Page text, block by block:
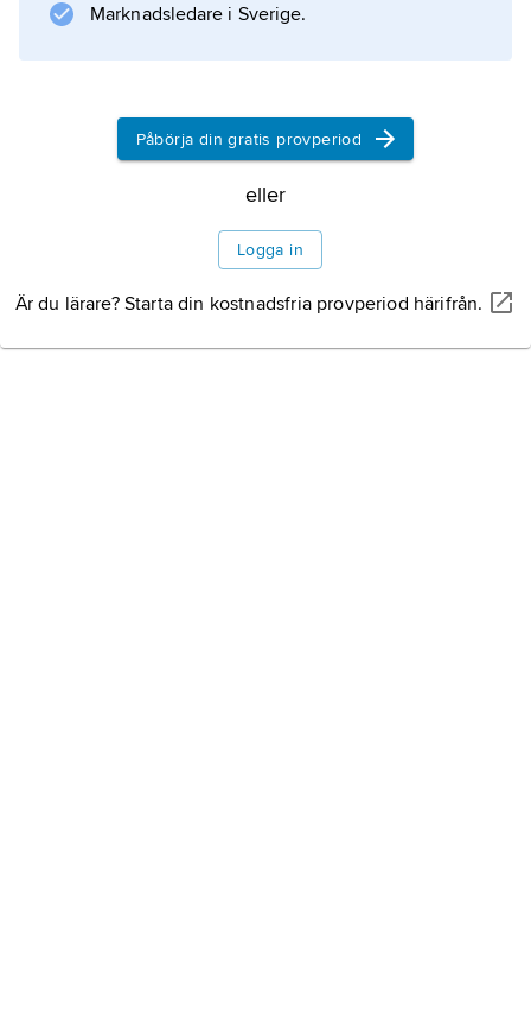
Marknadsledare i Sverige.
Påbörja din gratis provperiod
eller
Logga in
Är du lärare? Starta din kostnadsfria provperiod härifrån.